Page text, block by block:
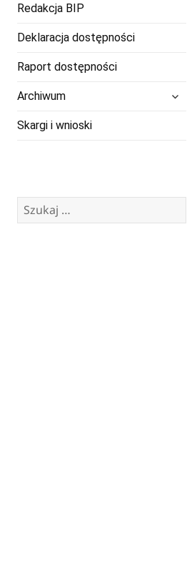
Redakcja BIP
Deklaracja dostępności
Raport dostępności
Archiwum
Skargi i wnioski
Szukaj: